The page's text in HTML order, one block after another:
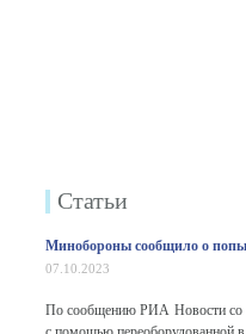
Статьи
Минобороны сообщило о
07.10.2023
По сообщению РИА Новости со